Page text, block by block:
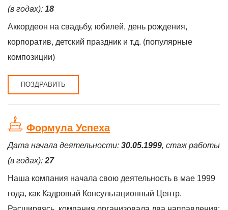
(в годах): 18
Аккордеон на свадьбу, юбилей, день рождения,
корпоратив, детский праздник и т.д. (популярные
композиции)
ПОЗДРАВИТЬ
Формула Успеха
Дата начала деятельности: 30.05.1999, стаж работы
(в годах): 27
Наша компания начала свою деятельность в мае 1999
года, как Кадровый Консультационный Центр.